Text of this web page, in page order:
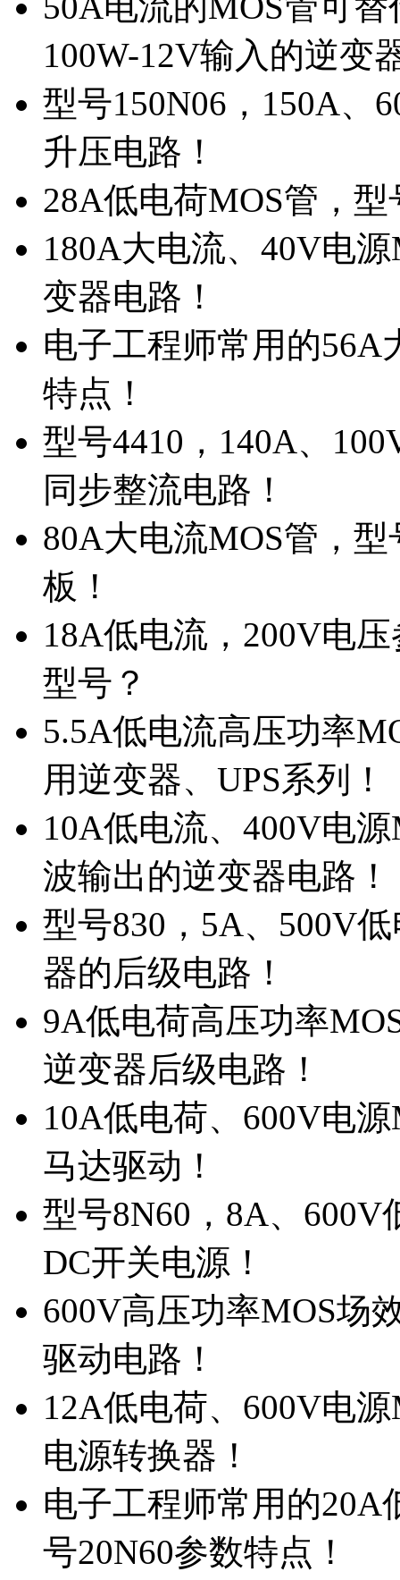
100W-12V输入的逆变
型号150N06，150A、
升压电路！
28A低电荷MOS管，
180A大电流、40V电
变器电路！
电子工程师常用的56A
特点！
型号4410，140A、
同步整流电路！
80A大电流MOS管，
板！
18A低电流，200V电
型号？
5.5A低电流高压功率
用逆变器、UPS系列！
10A低电流、400V电
波输出的逆变器电路！
型号830，5A、500V
器的后级电路！
9A低电荷高压功率
逆变器后级电路！
10A低电荷、600V电
马达驱动！
型号8N60，8A、
DC开关电源！
600V高压功率MOS场
驱动电路！
12A低电荷、600V电
电源转换器！
电子工程师常用的20A
号20N60参数特点！